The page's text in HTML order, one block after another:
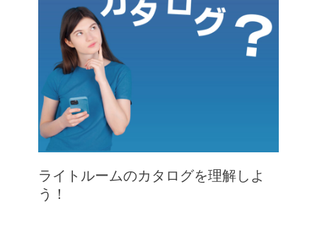
ライトルームのカタログを理解しよ
う！